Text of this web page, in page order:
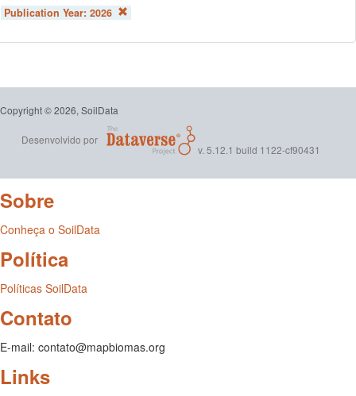
Publication Year: 2026
Copyright © 2026, SoilData
Desenvolvido por
v. 5.12.1 build 1122-cf90431
Sobre
Conheça o SoilData
Política
Políticas SoilData
Contato
E-mail: contato@mapbiomas.org
Links